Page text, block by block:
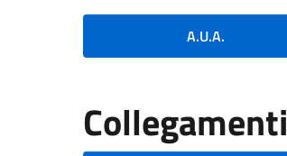
A.U.A.
Collegamenti